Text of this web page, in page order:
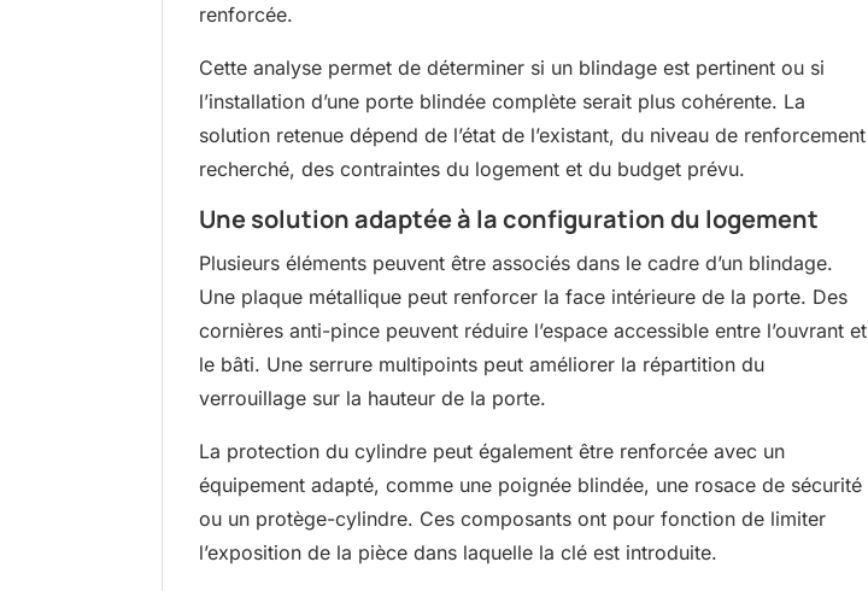
renforcée.
Cette analyse permet de déterminer si un blindage est pertinent ou si
l’installation d’une porte blindée complète serait plus cohérente. La
solution retenue dépend de l’état de l’existant, du niveau de renforcement
recherché, des contraintes du logement et du budget prévu.
Une solution adaptée à la configuration du logement
Plusieurs éléments peuvent être associés dans le cadre d’un blindage.
Une plaque métallique peut renforcer la face intérieure de la porte. Des
cornières anti-pince peuvent réduire l’espace accessible entre l’ouvrant et
le bâti. Une serrure multipoints peut améliorer la répartition du
verrouillage sur la hauteur de la porte.
La protection du cylindre peut également être renforcée avec un
équipement adapté, comme une poignée blindée, une rosace de sécurité
ou un protège-cylindre. Ces composants ont pour fonction de limiter
l’exposition de la pièce dans laquelle la clé est introduite.